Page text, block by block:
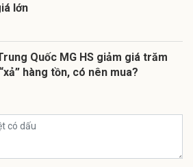
lớn
Quốc MG HS giảm giá trăm
hàng tồn, có nên mua?